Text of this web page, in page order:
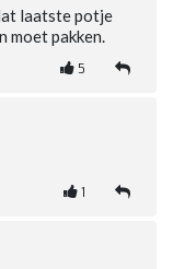
laatste potje
moet pakken.
5
1